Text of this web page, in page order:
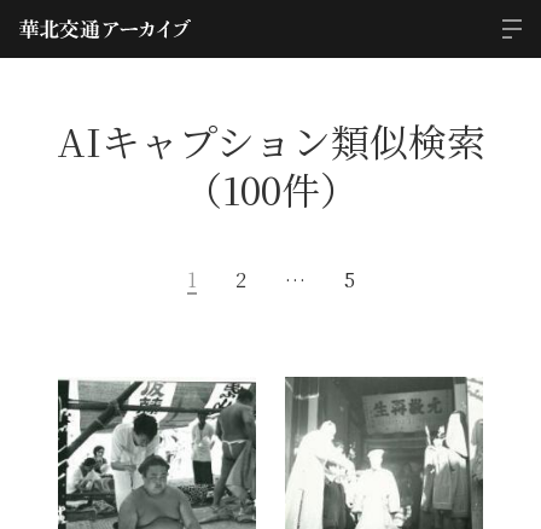
AIキャプション類似検索
（100件）
1 2 … 5